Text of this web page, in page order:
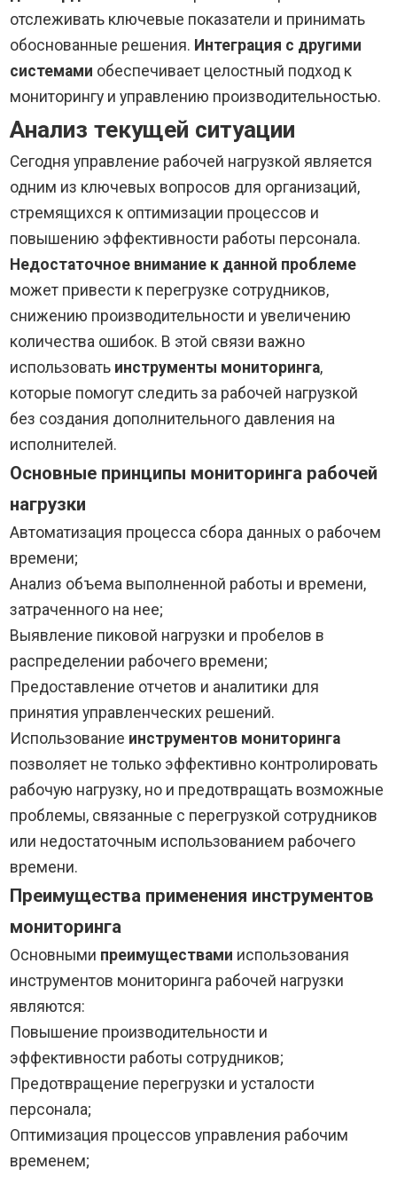
отслеживать ключевые показатели и принимать
обоснованные решения. Интеграция с другими
системами обеспечивает целостный подход к
мониторингу и управлению производительностью.
Анализ текущей ситуации
Сегодня управление рабочей нагрузкой является
одним из ключевых вопросов для организаций,
стремящихся к оптимизации процессов и
повышению эффективности работы персонала.
Недостаточное внимание к данной проблеме
может привести к перегрузке сотрудников,
снижению производительности и увеличению
количества ошибок. В этой связи важно
использовать инструменты мониторинга,
которые помогут следить за рабочей нагрузкой
без создания дополнительного давления на
исполнителей.
Основные принципы мониторинга рабочей
нагрузки
Автоматизация процесса сбора данных о рабочем
времени;
Анализ объема выполненной работы и времени,
затраченного на нее;
Выявление пиковой нагрузки и пробелов в
распределении рабочего времени;
Предоставление отчетов и аналитики для
принятия управленческих решений.
Использование инструментов мониторинга
позволяет не только эффективно контролировать
рабочую нагрузку, но и предотвращать возможные
проблемы, связанные с перегрузкой сотрудников
или недостаточным использованием рабочего
времени.
Преимущества применения инструментов
мониторинга
Основными преимуществами использования
инструментов мониторинга рабочей нагрузки
являются:
Повышение производительности и
эффективности работы сотрудников;
Предотвращение перегрузки и усталости
персонала;
Оптимизация процессов управления рабочим
временем;